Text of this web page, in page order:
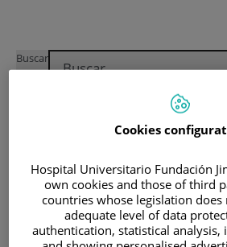
SaltarBuscar
ADMINISTRACIÓN
|DUPLICADO DE TÍTULO POR
Duplicado de
Cookies
Hospital Universitario Fundación
own cookies and those of third
countries whose legislation does
adequate level of data
authentication, statistical analysis,